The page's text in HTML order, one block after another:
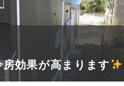
効果が高まります